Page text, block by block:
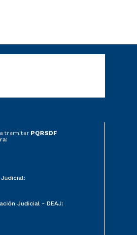
tramitar PQRSDF
Judicial - DEAJ: